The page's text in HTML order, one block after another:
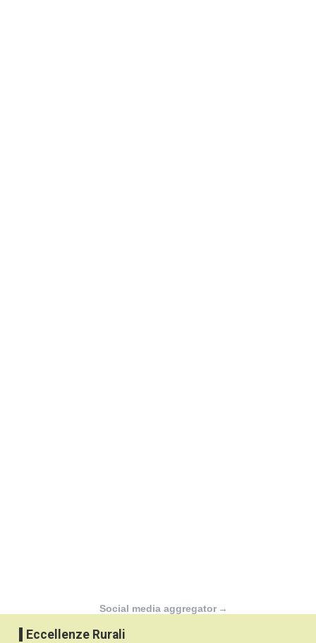
Social media aggregator →
Eccellenze Rurali